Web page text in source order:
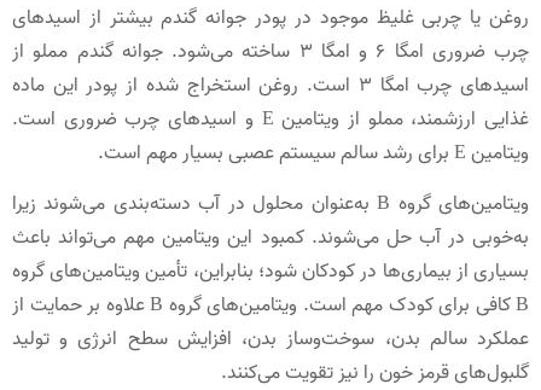
روغن یا چربی غلیظ موجود در پودر جوانه گندم بیشتر از اسیدهای
چرب ضروری امگا 6 و امگا 3 ساخته می‌شود. جوانه گندم مملو از
اسیدهای چرب امگا 3 است. روغن استخراج شده از پودر این ماده
غذایی ارزشمند، مملو از ویتامین E و اسیدهای چرب ضروری است.
ویتامین E برای رشد سالم سیستم عصبی بسیار مهم است.
ویتامین‌های گروه B به‌عنوان محلول در آب دسته‌بندی می‌شوند زیرا
به‌خوبی در آب حل می‌شوند. کمبود این ویتامین مهم می‌تواند باعث
بسیاری از بیماری‌ها در کودکان شود؛ بنابراین، تأمین ویتامین‌های گروه
B کافی برای کودک مهم است. ویتامین‌های گروه B علاوه بر حمایت از
عملکرد سالم بدن، سوخت‌وساز بدن، افزایش سطح انرژی و تولید
گلبول‌های قرمز خون را نیز تقویت می‌کنند.